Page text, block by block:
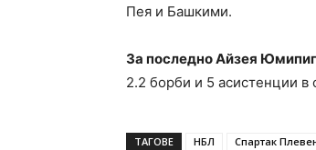
Пея и Башкими.
За последно Айзея
2.2 борби и 5 асистенции в
ТАГОВЕ НБЛ Спартак